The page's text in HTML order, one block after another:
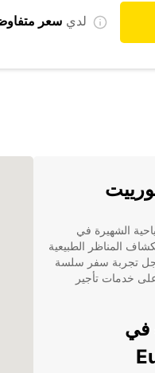
لدي سعر
الشهيرة في
المناظر الطبيعية
أجل تجربة سفر سلسة
خدمات تأجير
في